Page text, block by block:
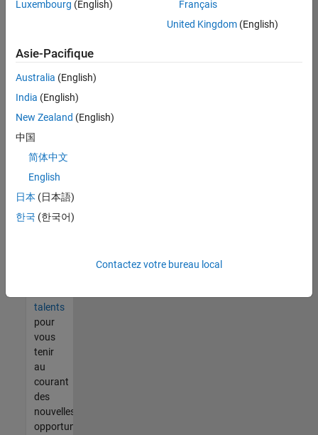
l’ensemble
d'emploi.
malgré
tout
vous
trouvez
pas
d'offre
corresponde
à vos
talents
pour
vous
tenir
au
courant
des
nouvelles
opportunités
Luxembourg (English)
Français
United Kingdom(English)
Asie-Pacifique
Australia (English)
India (English)
New Zealand (English)
中国
简体中文
English
日本 (日本語)
한국 (한국어)
Contactez votre bureau local